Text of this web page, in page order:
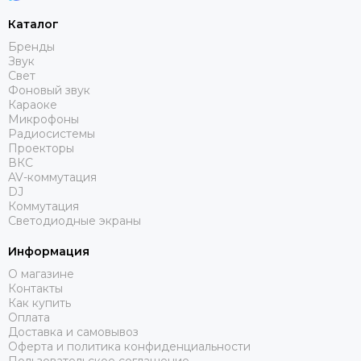
Avolites
Ayrton
Behringer
Beyerdynamic
Bristage
Chamsys
CHAUVET
Clay Paky
CODE
Color Imagination
Coreat
CRCBOX
Cree Led
Crown
CVGAUDIO
Каталог
Бренды
Звук
Свет
Фоновый звук
Караоке
Микрофоны
Радиосистемы
Проекторы
ВКС
AV-коммутация
DJ
Коммутация
Светодиодные экраны
Информация
О магазине
Контакты
Как купить
Оплата
Доставка и самовывоз
Оферта и политика конфиденциальности